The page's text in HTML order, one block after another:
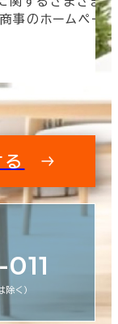
事のホームペー
く）